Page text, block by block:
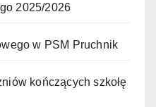
2025/2026
w PSM Pruchnik
kończących szkołę